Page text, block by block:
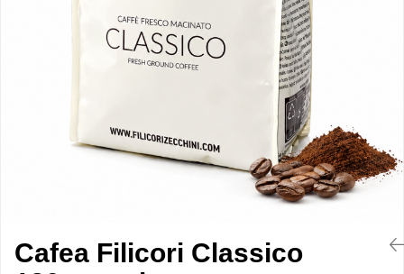
Esoressoare ExpertEquip
Masini De Spalat Pahare
Vitrina Rece Panoramica Vita
Cafea Filicori Classico